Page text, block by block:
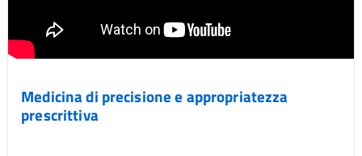
Medicina di precisione e appropriatezza
prescrittiva